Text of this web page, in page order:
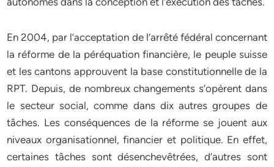
En 2004, par l’acceptation de l’arrêté fédéral concernant
la réforme de la péréquation financière, le peuple suisse
et les cantons approuvent la base constitutionnelle de la
RPT. Depuis, de nombreux changements s’opèrent dans
le secteur social, comme dans dix autres groupes de
tâches. Les conséquences de la réforme se jouent aux
niveaux organisationnel, financier et politique. En effet,
certaines tâches sont désenchevêtrées, d’autres sont